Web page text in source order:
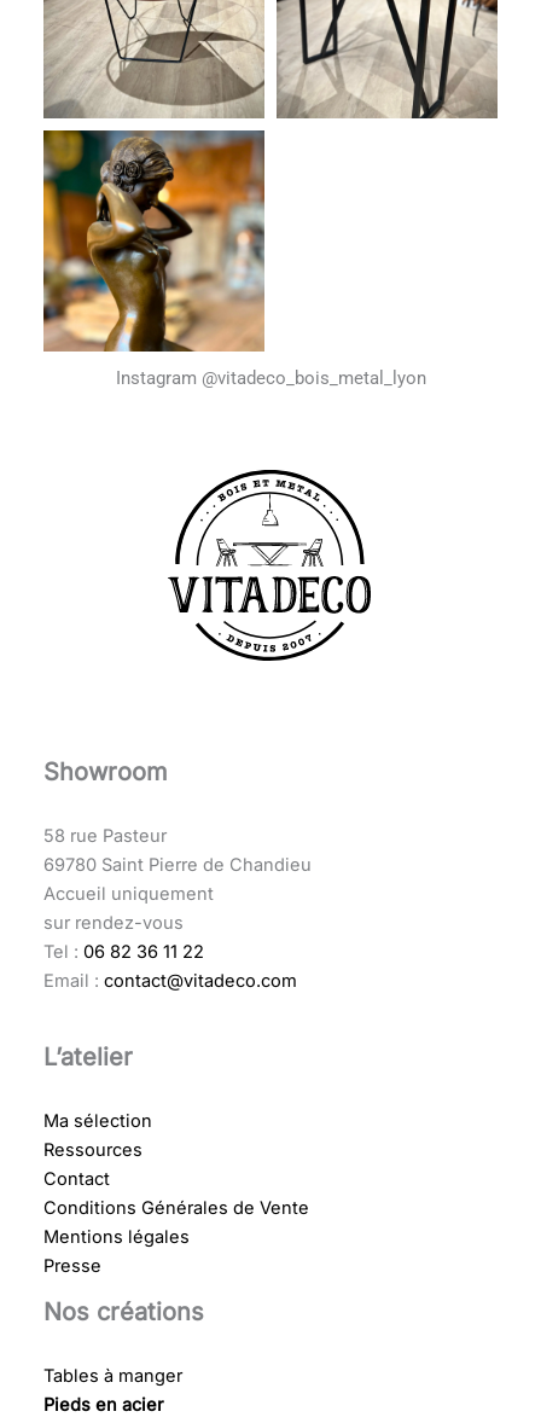
Instagram @vitadeco_bois_metal_lyon
Showroom
58 rue Pasteur
69780 Saint Pierre de Chandieu
Accueil uniquement
sur rendez-vous
Tel : 06 82 36 11 22
Email : contact@vitadeco.com
L’atelier
Ma sélection
Ressources
Contact
Conditions Générales de Vente
Mentions légales
Presse
Nos créations
Tables à manger
Pieds en acier